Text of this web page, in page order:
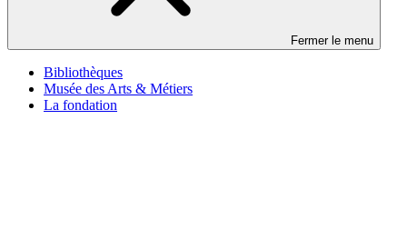
Fermer le menu
Bibliothèques
Musée des Arts & Métiers
La fondation